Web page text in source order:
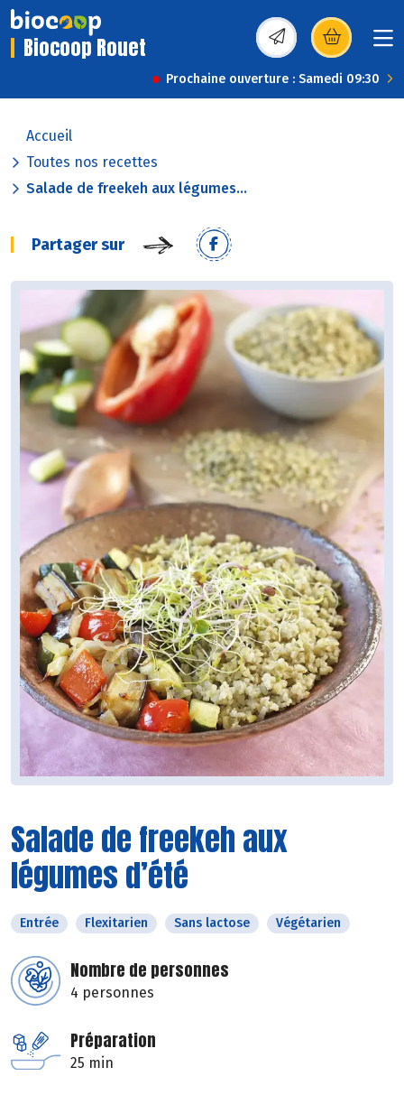
Biocoop Rouet (s’ouvre dans une
Prochaine ouverture : Samedi 09:30
Accueil
Toutes nos recettes
Salade de freekeh aux légumes...
Partager sur
Salade de freekeh aux
légumes d’été
Entrée Flexitarien Sans lactose Végétarien
Nombre de personnes
4 personnes
Préparation
25 min